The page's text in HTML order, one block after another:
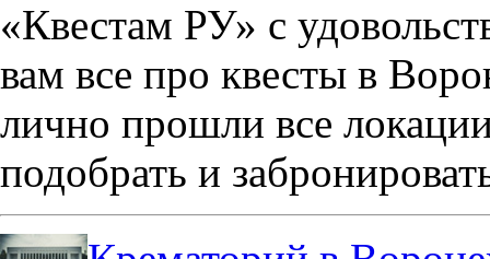
«Квестам РУ» с
вам все про квесты в
лично прошли все
подобрать и